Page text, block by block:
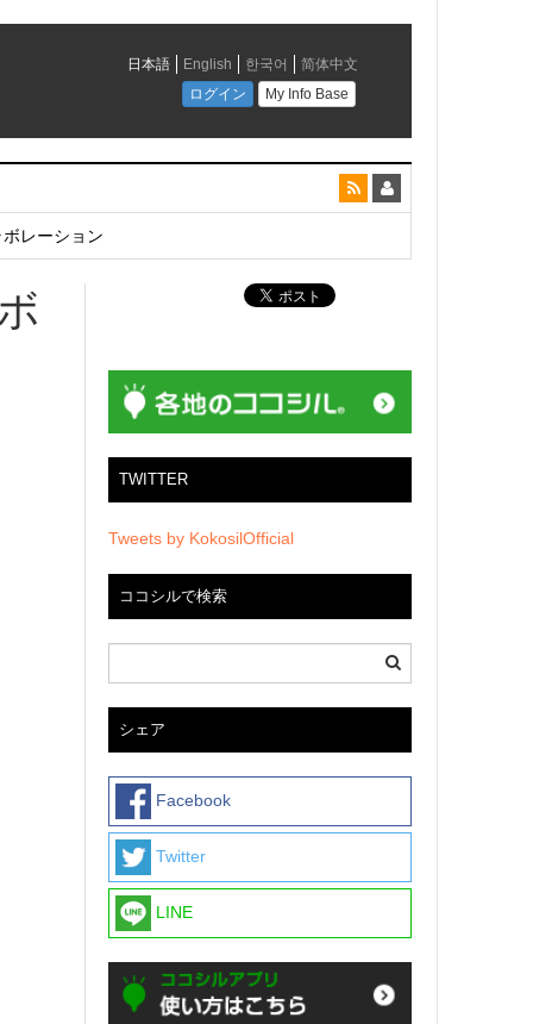
レーション
TWITTER
Tweets by KokosilOfficial
ココシルで検索
シェア
Facebook
Twitter
LINE